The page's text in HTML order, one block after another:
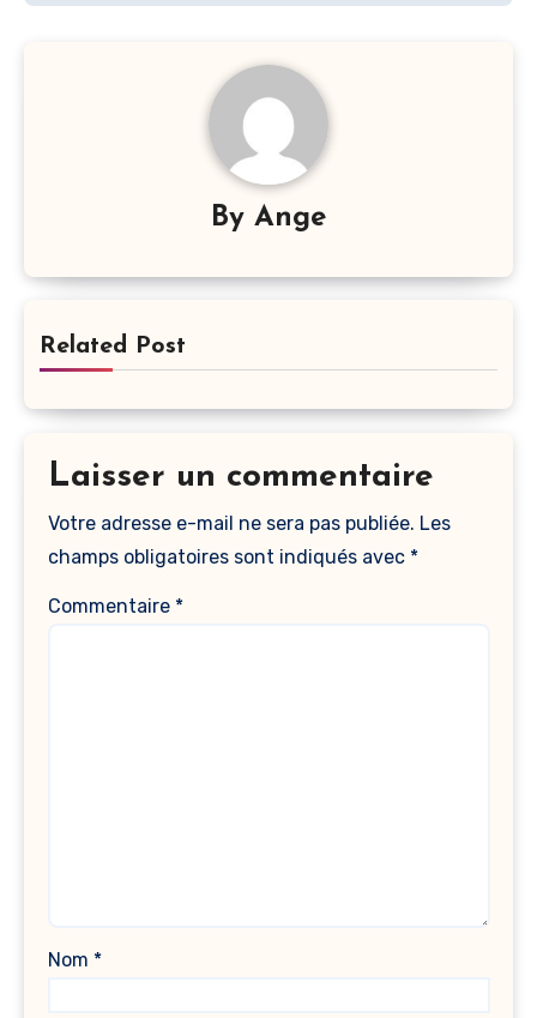
By Ange
Related Post
Laisser un commentaire
Votre adresse e-mail ne sera pas publiée. Les
champs obligatoires sont indiqués avec *
Commentaire *
Nom *